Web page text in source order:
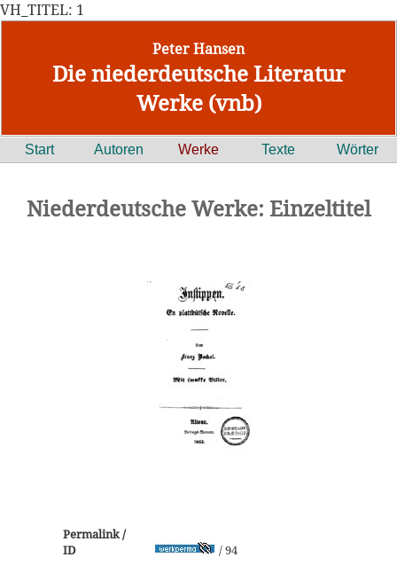
VH_TITEL: 1
Peter Hansen
Die niederdeutsche Literatur
Werke (vnb)
Start Autoren Werke Texte Wörter
Niederdeutsche Werke: Einzeltitel
Permalink /
ID
/ 94